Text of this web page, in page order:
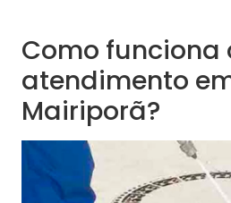
Como funciona
atendimento
Mairiporã?